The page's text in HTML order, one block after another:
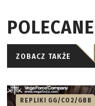
POLECANE
ZOBACZ TAKŻE
REPLIKI GG/CO2/GBB